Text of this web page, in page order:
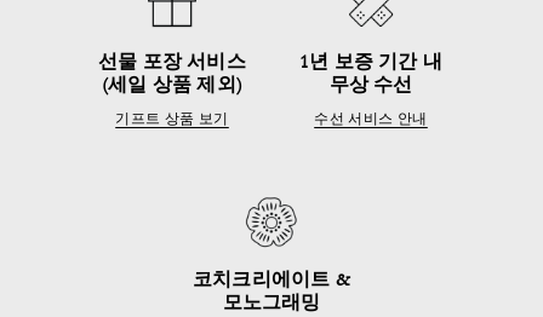
선물 포장 서비스
(세일 상품 제외)
기프트 상품 보기
1년 보증 기간 내
무상 수선
수선 서비스 안내
코치크리에이트 &
모노그래밍